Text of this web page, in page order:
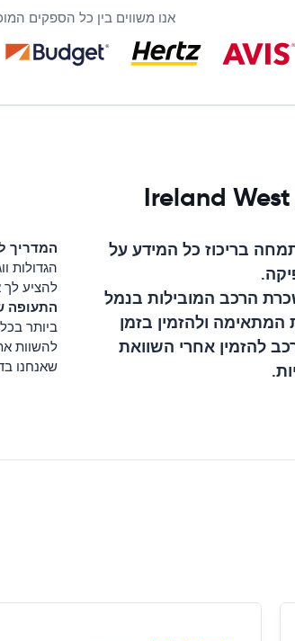
אנו משווים בין כל הספקים
בריכוז כל המידע על
.
הרכב המובילות בנמל
ולהזמין בזמן
להזמין אחרי השוואת
המדריך
הגדולות
להציע לך
התעופה
ביותר
להשוות
שאנחנו